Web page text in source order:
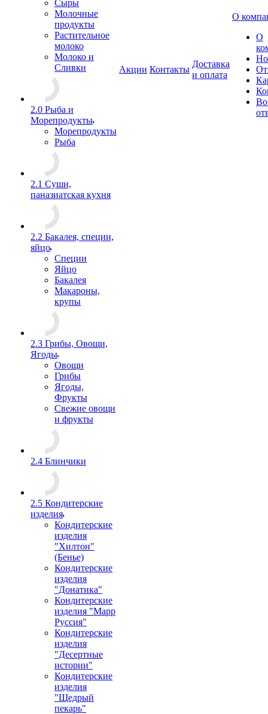
Сыры
Молочные
продукты
Растительное
молоко
Молоко и
Сливки
2.0 Рыба и
Морепродукты
Морепродукты
Рыба
2.1 Суши,
паназиатская кухня
2.2 Бакалея, специи,
яйцо
Специи
Яйцо
Бакалея
Макароны,
крупы
2.3 Грибы, Овощи,
Ягоды
Овощи
Грибы
Ягоды,
Фрукты
Свежие овощи
и фрукты
2.4 Блинчики
2.5 Кондитерские
изделия
Кондитерские
изделия
"Хилтон"
(Бенье)
Кондитерские
изделия
"Донатика"
Кондитерские
изделия "Марр
Руссия"
Кондитерские
изделия
"Десертные
истории"
Кондитерские
изделия
"Щедрый
пекарь"
Акции Контакты
Доставка
и оплата
О
О